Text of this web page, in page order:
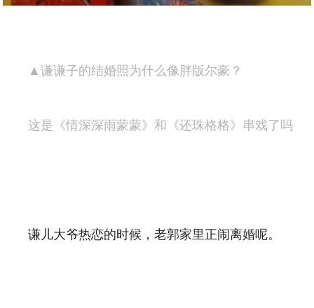
▲谦谦子的结婚照为什么像胖版尔豪？
这是《情深深雨蒙蒙》和《还珠格格》串戏了吗
谦儿大爷热恋的时候，老郭家里正闹离婚呢。